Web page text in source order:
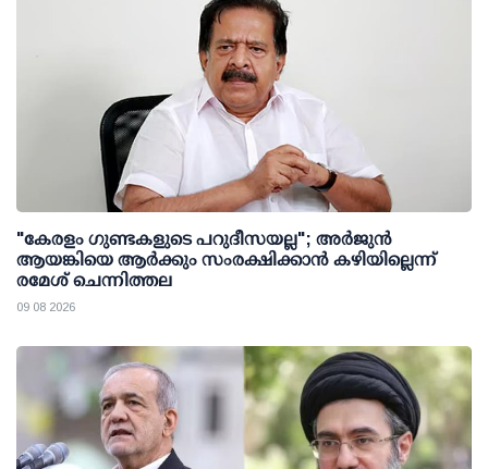
"കേരളം ഗുണ്ടകളുടെ പറുദീസയല്ല"; അർജുൻ
ആയങ്കിയെ ആർക്കും സംരക്ഷിക്കാൻ കഴിയില്ലെന്ന്
രമേശ് ചെന്നിത്തല
09 08 2026